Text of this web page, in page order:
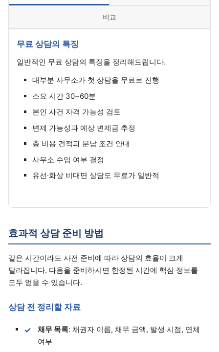
비교
무료 상담의 특징
일반적인 무료 상담의 특징을 정리해드립니다.
대부분 사무소가 첫 상담을 무료로 진행
소요 시간 30~60분
본인 사건 자격 가능성 검토
변제 가능성과 예상 변제금 추정
총 비용 견적과 분납 조건 안내
사무소 수임 여부 결정
유선·화상 비대면 상담도 무료가 일반적
효과적 상담 준비 방법
같은 시간이라도 사전 준비에 따라 상담의 효율이 크게
달라집니다. 다음을 준비하시면 한정된 시간에 핵심 정보를
모두 얻을 수 있습니다.
상담 전 정리할 자료
채무 목록: 채권자 이름, 채무 금액, 발생 시점, 연체
여부